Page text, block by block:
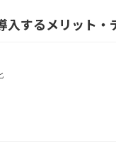
入するメリット・